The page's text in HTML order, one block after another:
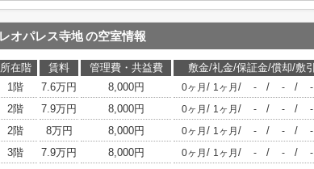
レオパレス寺地の空室情報
所在階 賃料 管理費・共益費 敷金/礼金/保証金/償却/敷引
1階
7.6万円 8,000円 0ヶ月 / 1ヶ月 / - / - / -
2階
7.9万円 8,000円 0ヶ月 / 1ヶ月 / - / - / -
2階
8万円 8,000円 0ヶ月 / 1ヶ月 / - / - / -
3階
7.9万円 8,000円 0ヶ月 / 1ヶ月 / - / - / -